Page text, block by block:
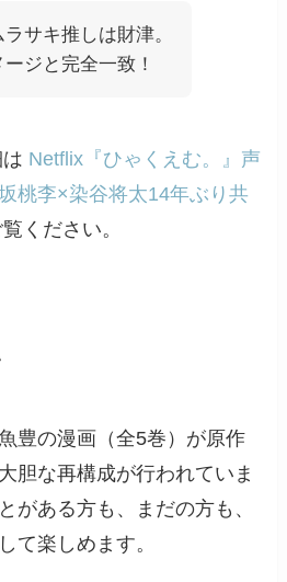
サキ推しは財津。
ジと完全一致！
Netflix『ひゃくえむ。』声
桃李×染谷将太14年ぶり共
ください。
豊の漫画（全5巻）が原作
胆な再構成が行われていま
がある方も、まだの方も、
て楽しめます。